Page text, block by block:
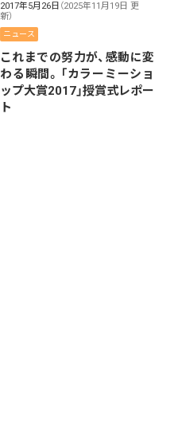
2017年5月26日 （2025年11月19日 更
新）
ニュース
これまでの努力が、感動に変
わる瞬間。「カラーミーショ
ップ大賞2017」授賞式レポー
ト